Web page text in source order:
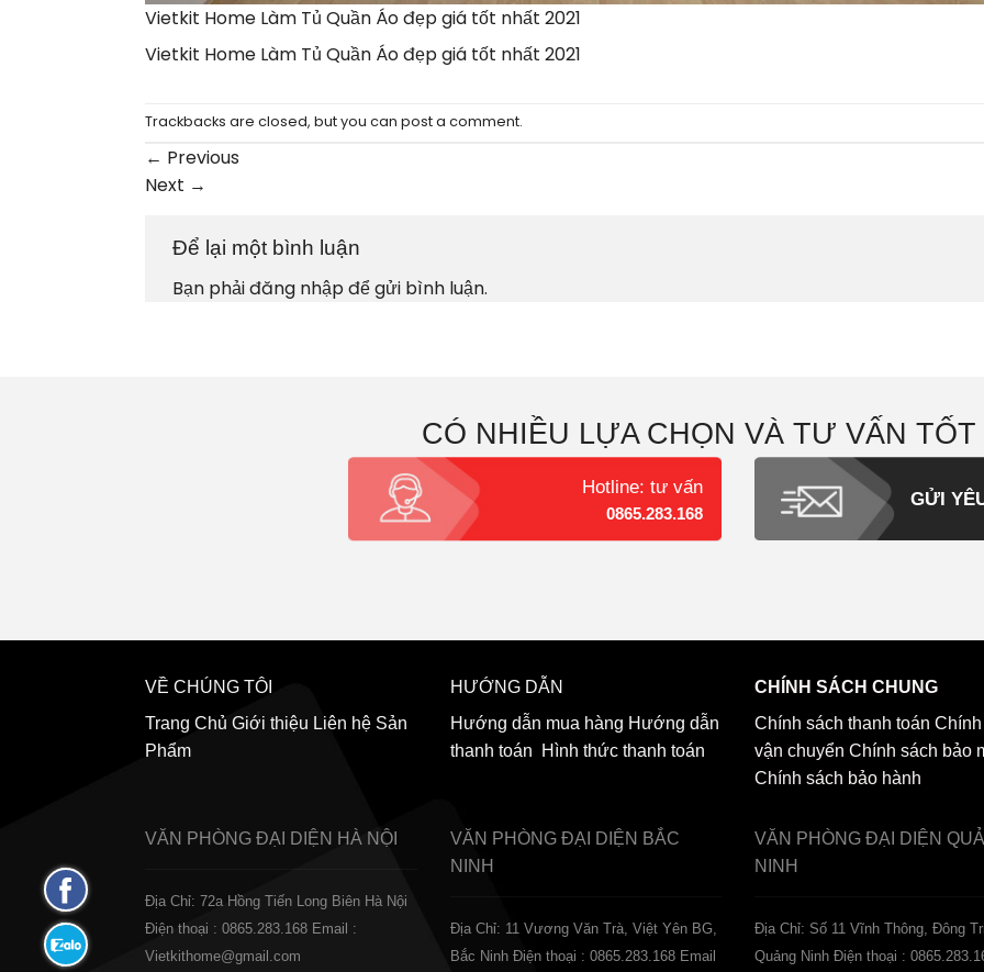
Vietkit Home Làm Tủ Quần Áo đẹp giá tốt nhất 2021
Vietkit Home Làm Tủ Quần Áo đẹp giá tốt nhất 2021
Trackbacks are closed, but you can post a comment.
← Previous
Next →
Để lại một bình luận
Bạn phảiđăng nhậpđể gửi bình luận.
CÓ NHIỀU LỰA CHỌN VÀ TƯ VẤN
Hotline: tư vấn
0865.283.168
GỬI
VỀ CHÚNG TÔI
Trang Chủ Giới thiệu Liên hệ Sản
Phẩm
HƯỚNG DẪN
Hướng dẫn mua hàng Hướng dẫn
thanh toán
Hình thức thanh toán
CHÍNH SÁCH CHUNG
Chính sách thanh toán
vận chuyển Chính sách bảo
Chính sách bảo hành
VĂN PHÒNG ĐẠI DIỆN HÀ NỘI
Địa Chỉ: 72a Hồng Tiến Long Biên Hà Nội
Điện thoại : 0865.283.168 Email :
Vietkithome@gmail.com
VĂN PHÒNG ĐẠI DIỆN BẮC
NINH
Địa Chỉ: 11 Vương Văn Trà, Việt Yên BG,
Bắc Ninh Điện thoại : 0865.283.168 Email
VĂN PHÒNG ĐẠI DIỆN
NINH
Địa Chỉ: Số 11 Vĩnh Thông, Đông
Quảng Ninh Điện thoại :
Fanpage
Facebook
Zalo: